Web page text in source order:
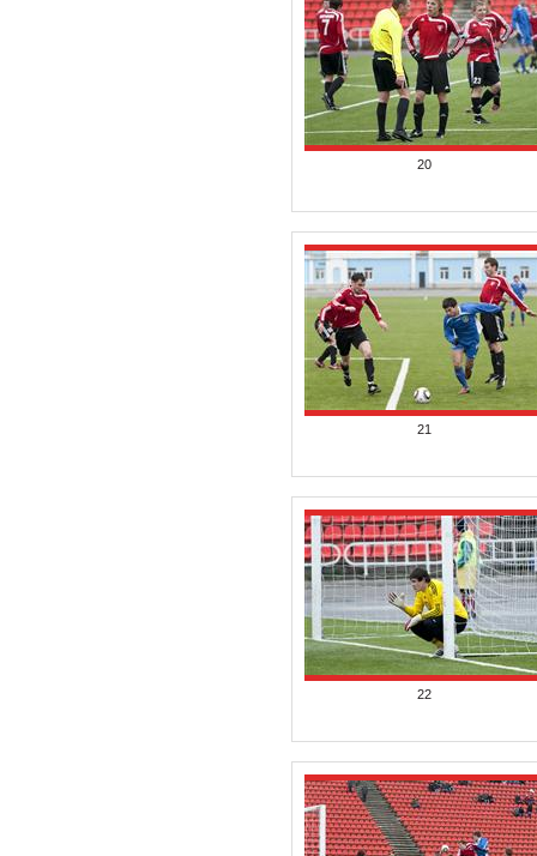
20
21
22